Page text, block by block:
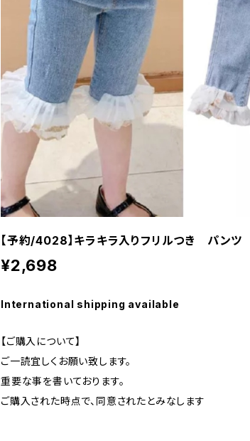
【予約/4028】キラキラ入りフリルつき パンツ
¥2,698
International shipping available
【ご購入について】
ご一読宜しくお願い致します。
重要な事を書いております。
ご購入された時点で、同意されたとみなします